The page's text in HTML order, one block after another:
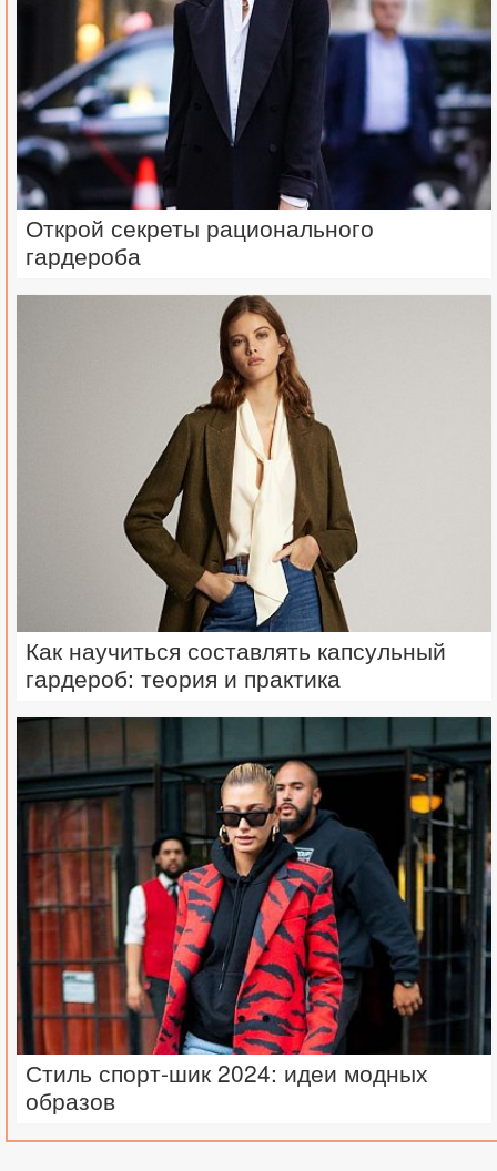
Открой секреты рационального
гардероба
Как научиться составлять капсульный
гардероб: теория и практика
Стиль спорт-шик 2024: идеи модных
образов